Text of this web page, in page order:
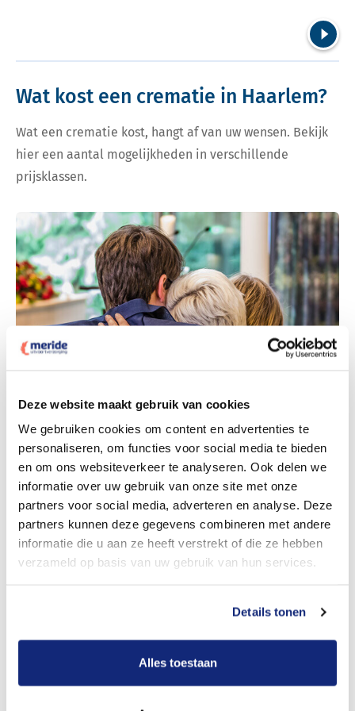
Deze website maakt gebruik van cookies
We gebruiken cookies om content en advertenties te
personaliseren, om functies voor social media te bieden
en om ons websiteverkeer te analyseren. Ook delen we
informatie over uw gebruik van onze site met onze
partners voor social media, adverteren en analyse. Deze
partners kunnen deze gegevens combineren met andere
informatie die u aan ze heeft verstrekt of die ze hebben
verzameld op basis van uw gebruik van hun services.
Details tonen
Alles toestaan
Wat kost een crematie in Haarlem?
Wat een crematie kost, hangt af van uw wensen. Bekijk
hier een aantal mogelijkheden in verschillende
prijsklassen.
Bekijk tarieven voor crematie
Bekijk tarieven voor begrafenis
Een betere uitvaart ervaring voor een betere